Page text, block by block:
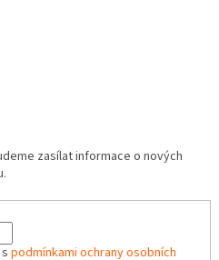
zasílat informace o nových
podmínkami ochrany osobních